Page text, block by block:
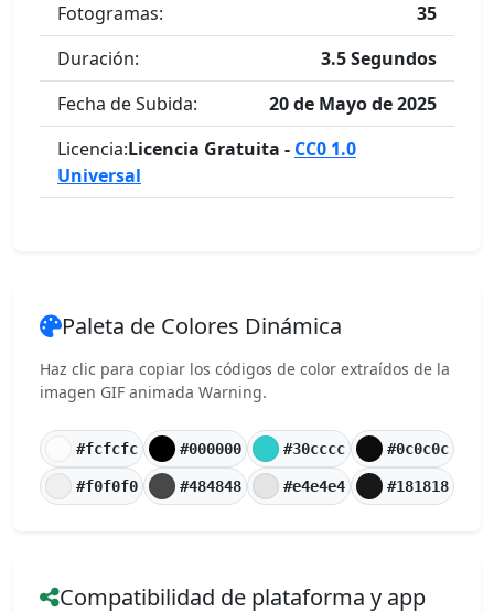
Fotogramas:
35
Duración:
3.5 Segundos
Fecha de Subida:
20 de Mayo de 2025
Licencia:Licencia Gratuita - CC0 1.0
Universal
Paleta de Colores Dinámica
Haz clic para copiar los códigos de color extraídos de la
imagen GIF animada Warning.
#fcfcfc #000000 #30cccc #0c0c0c
#f0f0f0 #484848 #e4e4e4 #181818
Compatibilidad de plataforma y app